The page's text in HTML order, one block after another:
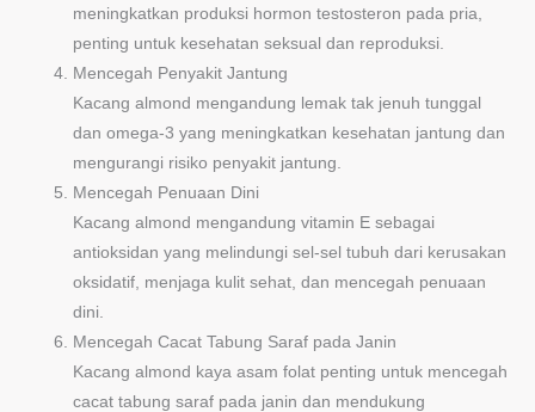
meningkatkan produksi hormon testosteron pada pria,
penting untuk kesehatan seksual dan reproduksi.
Mencegah Penyakit Jantung
Kacang almond mengandung lemak tak jenuh tunggal
dan omega-3 yang meningkatkan kesehatan jantung dan
mengurangi risiko penyakit jantung.
Mencegah Penuaan Dini
Kacang almond mengandung vitamin E sebagai
antioksidan yang melindungi sel-sel tubuh dari kerusakan
oksidatif, menjaga kulit sehat, dan mencegah penuaan
dini.
Mencegah Cacat Tabung Saraf pada Janin
Kacang almond kaya asam folat penting untuk mencegah
cacat tabung saraf pada janin dan mendukung